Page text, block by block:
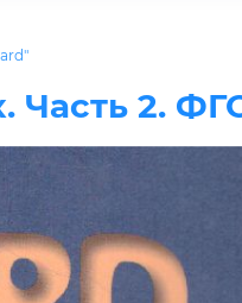
Часть 2.